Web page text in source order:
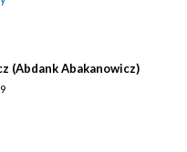
(Abdank Abakanowicz)